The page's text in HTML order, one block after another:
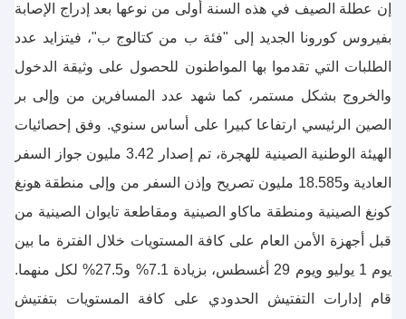
إن عطلة الصيف في هذه السنة أولى من نوعها بعد إدراج الإصابة
بفيروس كورونا الجديد إلى "فئة ب من كتالوج ب"، فيتزايد عدد
الطلبات التي تقدموا بها المواطنون للحصول على وثيقة الدخول
والخروج بشكل مستمر، كما شهد عدد المسافرين من وإلى بر
الصين الرئيسي ارتفاعا كبيرا على أساس سنوي. وفق إحصائيات
الهيئة الوطنية الصينية للهجرة، تم إصدار 3.42 مليون جواز السفر
العادية و18.585 مليون تصريح وإذن السفر من وإلى منطقة هونغ
كونغ الصينية ومنطقة ماكاو الصينية ومقاطعة تايوان الصينية من
قبل أجهزة الأمن العام على كافة المستويات خلال الفترة ما بين
يوم 1 يوليو ويوم 29 أغسطس، بزيادة 7.1% و27.5% لكل منهما.
قام إدارات التفتيش الحدودي على كافة المستويات بتفتيش